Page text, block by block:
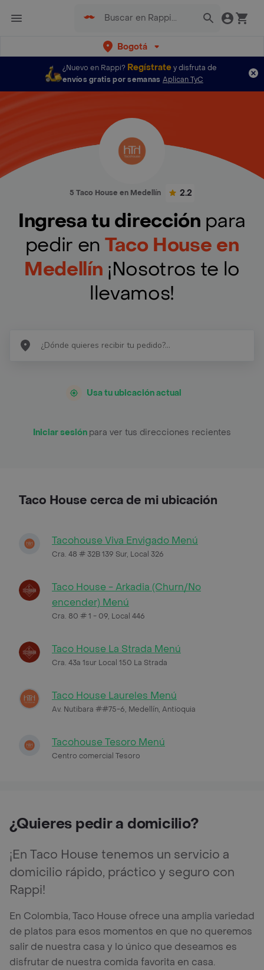
Bogotá
¿Nuevo en Rappi? Regístratey disfruta de
envíos gratis por semanas Aplican TyC
5 Taco House en Medellín 2.2
Ingresa tu dirección para
pedir en Taco House en
Medellín ¡Nosotros te lo
llevamos!
Usa tu ubicación actual
Iniciar sesión para ver tus direcciones recientes
Taco House cerca de mi ubicación
Tacohouse Viva Envigado Menú
Cra. 48 # 32B 139 Sur, Local 326
Taco House - Arkadia (Churn/No
encender) Menú
Cra. 80 # 1 - 09, Local 446
Taco House La Strada Menú
Cra. 43a 1sur Local 150 La Strada
Taco House Laureles Menú
Av. Nutibara ##75-6, Medellín, Antioquia
Tacohouse Tesoro Menú
Centro comercial Tesoro
¿Quieres pedir a domicilio?
¡En Taco House tenemos un servicio a
domicilio rápido, práctico y seguro con
Rappi!
En Colombia, Taco House ofrece una amplia variedad
de platos para esos momentos en que no queremos
salir de nuestra casa y lo único que deseamos es
disfrutar de nuestra comida favorita en casa.